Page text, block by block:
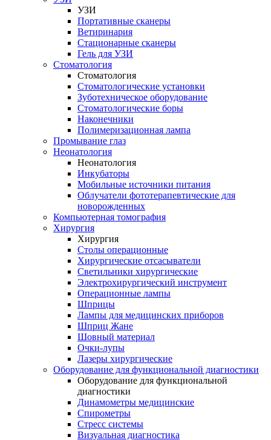
УЗИ
Портативные сканеры
Ветиринария
Стационарные сканеры
Гель для УЗИ
Стоматология
Стоматология
Стоматологические установки
Зуботехническое оборудование
Стоматологические боры
Наконечники
Полимеризационная лампа
Промывание глаз
Неонатология
Неонатология
Инкубаторы
Мобильные источники питания
Облучатели фототерапевтические для
новорожденных
Компьютерная томография
Хирургия
Хирургия
Столы операционные
Хирургические отсасыватели
Светильники хирургические
Электрохирургический инструмент
Операционные лампы
Шприцы
Лампы для медицинских приборов
Шприц Жане
Шовный материал
Очки-лупы
Лазеры хирургические
Оборудование для функциональной диагностики
Оборудование для функциональной
диагностики
Динамометры медицинские
Спирометры
Стресс системы
Визуальная диагностика